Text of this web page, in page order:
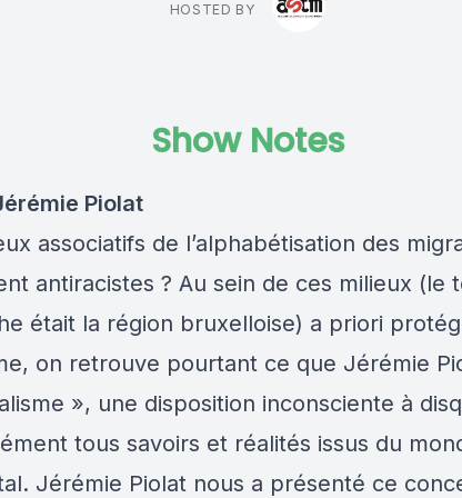
HOSTED BY
Show Notes
Piolat
associatifs de l’alphabétisation des
antiracistes ? Au sein de ces milieux (le
était la région bruxelloise) a priori
on retrouve pourtant ce que Jérémie
», une disposition inconsciente à
tous savoirs et réalités issus du
Jérémie Piolat nous a présenté ce